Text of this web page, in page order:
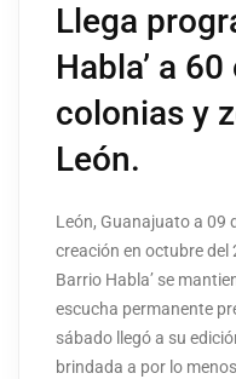
Llega
Habla’ a
colonias y
León.
León, Guanajuato a 09
creación en octubre del
Barrio Habla’ se
escucha permanente
sábado llegó a su
brindada a por lo